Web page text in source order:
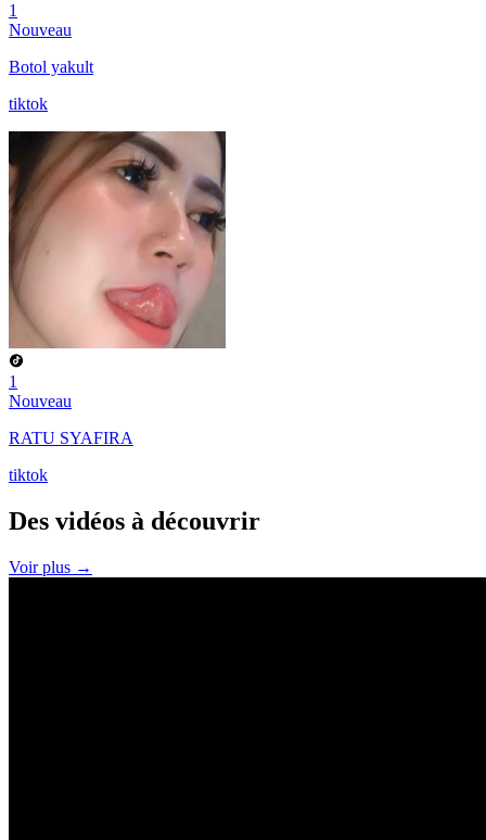
1
Nouveau
Botol yakult
tiktok
1
Nouveau
RATU SYAFIRA
tiktok
Des vidéos à découvrir
Voir plus →